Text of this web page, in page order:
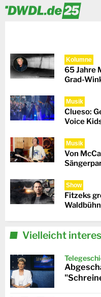
Kolumne
65 Jahre
Grad-
Musik
Clueso:
Voice
Musik
Von
Show
Fitzeks
Vielleicht